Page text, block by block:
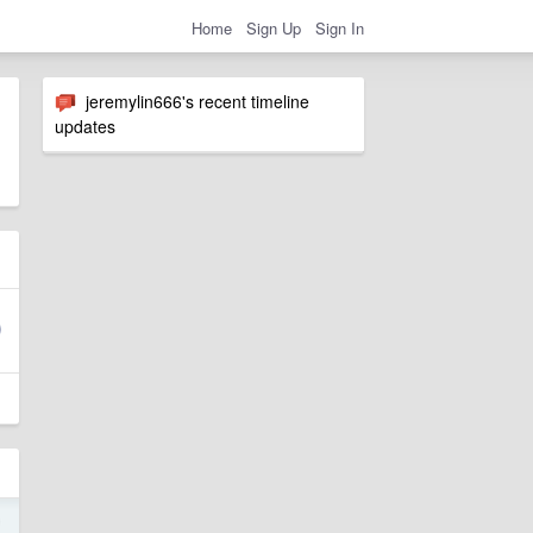
Home Sign Up Sign In
jeremylin666's recent timeline
updates